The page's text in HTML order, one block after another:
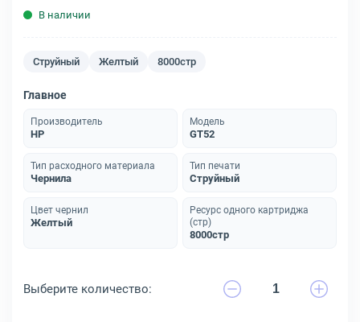
В наличии
Струйный Желтый 8000стр
Главное
Производитель
HP
Модель
GT52
Тип расходного материала
Чернила
Тип печати
Струйный
Цвет чернил
Желтый
Ресурс одного картриджа
(стр)
8000стр
Выберите количество: